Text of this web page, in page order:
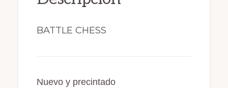
k
BATTLE CHESS
Nuevo y precintado